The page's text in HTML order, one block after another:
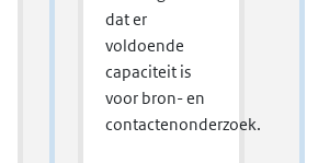
dat er
voldoende
capaciteit is
voor bron- en
contactenonderzoek.